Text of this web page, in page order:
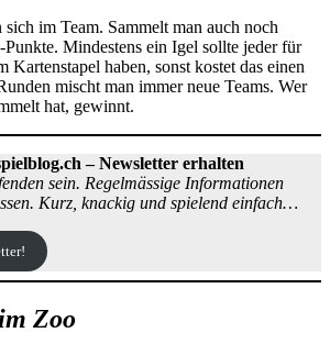
im Team. Sammelt man auch noch
Mindestens ein Igel sollte jeder für
Kartenstapel haben, sonst kostet das einen
mischt man immer neue Teams. Wer
hat, gewinnt.
– Newsletter erhalten
sein. Regelmässige Informationen
Kurz, knackig und spielend einfach…
Zoo